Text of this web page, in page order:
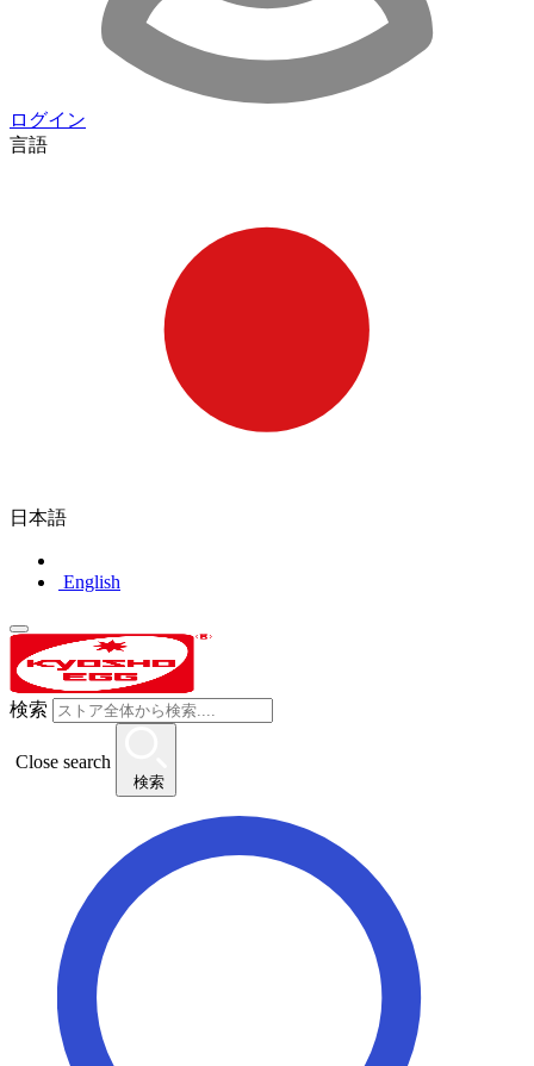
ログイン
言語
日本語
English
検索
Close search
検索